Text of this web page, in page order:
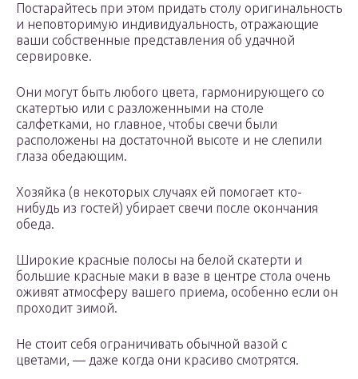
Постарайтесь при этом придать столу оригинальность
и неповторимую индивидуальность, отражающие
ваши собственные представления об удачной
сервировке.
Они могут быть любого цвета, гармонирующего со
скатертью или с разложенными на столе
салфетками, но главное, чтобы свечи были
расположены на достаточной высоте и не слепили
глаза обедающим.
Хозяйка (в некоторых случаях ей помогает кто-
нибудь из гостей) убирает свечи после окончания
обеда.
Широкие красные полосы на белой скатерти и
большие красные маки в вазе в центре стола очень
оживят атмосферу вашего приема, особенно если он
проходит зимой.
Не стоит себя ограничивать обычной вазой с
цветами, — даже когда они красиво смотрятся.